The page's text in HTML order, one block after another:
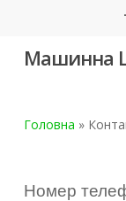
mainМашинна
Головна »
Номер